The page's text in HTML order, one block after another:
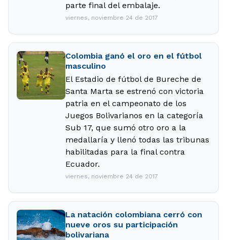
parte final del embalaje.
viernes, noviembre 24 de 2017
Colombia ganó el oro en el fútbol
masculino
El Estadio de fútbol de Bureche de
Santa Marta se estrenó con victoria
patria en el campeonato de los
Juegos Bolivarianos en la categoría
Sub 17, que sumó otro oro a la
medallaría y llenó todas las tribunas
habilitadas para la final contra
Ecuador.
viernes, noviembre 24 de 2017
La natación colombiana cerró con
nueve oros su participación
bolivariana